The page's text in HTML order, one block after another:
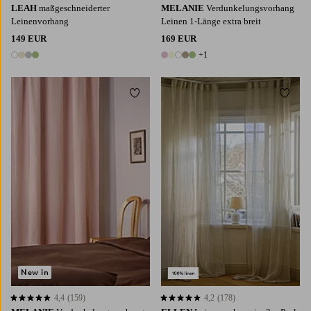
LEAH maßgeschneiderter
Leinenvorhang
149 EUR
4 Farben
MELANIE Verdunkelungsvorhang
Leinen 1-Länge extra breit
169 EUR
6 Farben
+1
4,4 basierend auf 159 Bewertungen
4,4 (159)
New in
Zu Favoriten hinzufügen
4,2 basierend auf 178 Bewertungen
4,2 (178)
Zu